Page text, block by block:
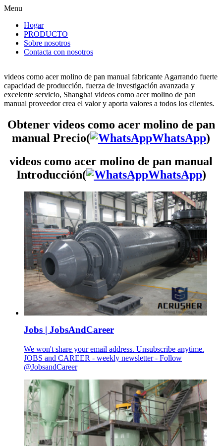
Menu
Hogar
PRODUCTO
Sobre nosotros
Contacta con nosotros
videos como acer molino de pan manual fabricante Agarrando fuerte
capacidad de producción, fuerza de investigación avanzada y
excelente servicio, Shanghai videos como acer molino de pan
manual proveedor crea el valor y aporta valores a todos los clientes.
Obtener videos como acer molino de pan
manual Precio(
WhatsApp)
videos como acer molino de pan manual
Introducción(
WhatsApp)
Jobs | JobsAndCareer
We won't share your email address. Unsubscribe anytime.
JOBS and CAREER - weekly newsletter - Follow
@JobsandCareer